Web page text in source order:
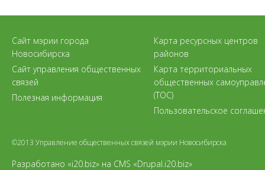
Сайт мэрии города
Новосибирска
Сайт управления общественных
связей
Полезная информация
Карта ресурсных центров
районов
Карта территориальных
общественных
(ТОС)
Пользовательское
©2013 Управление общественных связей мэрии Новосибирска
Разработано «i20.biz» на CMS «Drupal.i20.biz»